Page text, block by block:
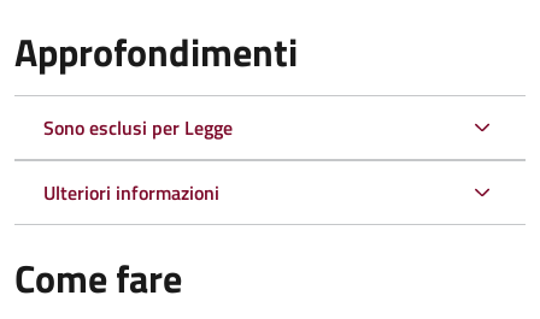
Approfondimenti
Sono esclusi per Legge
Ulteriori informazioni
Come fare